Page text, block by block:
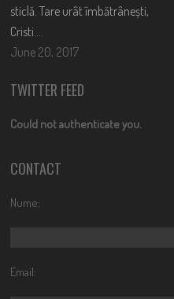
sticlă. Tare urât îmbătrânești,
Cristi….
June 20, 2017
TWITTER FEED
Could not authenticate you.
CONTACT
Nume:
Email: